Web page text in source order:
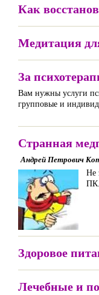
Как
Медитация
За
Вам нужны услуги
групповые и
Странная
Андрей Петрович
Не
ПК.
Здоровое
Лечебные и